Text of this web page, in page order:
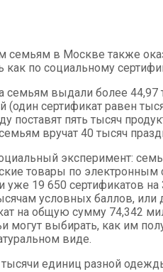
семьям в Москве также
по социальному
семьям выдали более
сертификат равен
поставят пять тысяч
вручат 40 тысяч
эксперимент:
товары по
уже 19 650 сертификатов
условных баллов,
на общую сумму 74,342
могут выбирать, как им
виде.
тысячи единиц разной